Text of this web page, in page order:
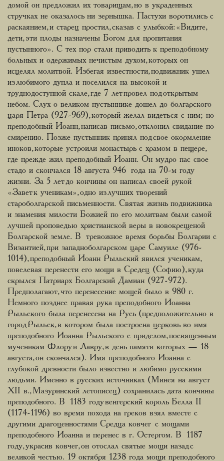
домой он предложил их товарищам, но в украденных
стручках не оказалось ни зернышка. Пастухи воротились с
раскаянием, и старец простил, сказав с улыбкой: «Видите,
дети, эти плоды назначены Богом для пропитания
пустынного». С тех пор стали приводить к преподобному
больных и одержимых нечистым духом, которых он
исцелял молитвой. Избегая известности, подвижник ушел
из любимого дупла и поселился на высокой и
труднодоступной скале, где 7 лет провел под открытым
небом. Слух о великом пустыннике дошел до болгарского
царя Петра (927-969), который желал видеться с ним; но
преподобный Иоанн, написав письмо, отклонил свидание по
смирению. Позже пустынник принял под свое окормление
иноков, которые устроили монастырь с храмом в пещере,
где прежде жил преподобный Иоанн. Он мудро пас свое
стадо и скончался 18 августа 946 года на 70-м году
жизни. За 5 лет до кончины он написал своей рукой
«Завет к ученикам», одно из лучших творений
староболгарской письменности. Святая жизнь подвижника
и знамения милости Божией по его молитвам были самой
лучшей проповедью христианской веры в новокрещеной
Болгарской земле. В тревожное время борьбы Болгарии с
Византией, при западноболгарском царе Самуиле (976-
1014), преподобный Иоанн Рыльский явился ученикам,
повелевая перенести его мощи в Средец (Софию), куда
скрылся Патриарх Болгарский Дамиан (927-972).
Предполагают, что перенесение мощей было в 980 г.
Немного позднее правая рука преподобного Иоанна
Рыльского была перенесена на Русь (предположительно в
город Рыльск, в котором была построена церковь во имя
преподобного Иоанна Рыльского с приделом, посвященным
мученикам Флору и Лавру, в день памяти которых — 18
августа, он скончался). Имя преподобного Иоанна с
глубокой древности было известно и любимо русскими
людьми. Именно в русских источниках (Минея на август
ХII в., Мазуринский летописец) сохранилась дата кончины
преподобного. В 1183 году венгерский король Белла II
(1174-1196) во время похода на греков взял вместе с
другими драгоценностями Средца ковчег с мощами
преподобного Иоанна и перенес в г. Остергом. В 1187
году, украсив ковчег, он отослал святые мощи назад с
великой честью. 19 октября 1238 года мощи преподобного